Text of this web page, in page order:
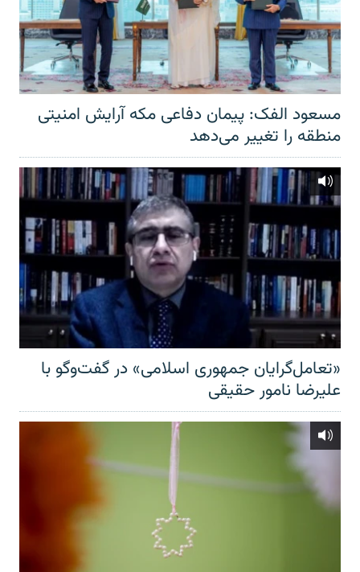
مسعود الفک: پیمان دفاعی مکه آرایش امنیتی
منطقه را تغییر می‌دهد
«تعامل‌گرایان جمهوری اسلامی» در گفت‌وگو با
علیرضا نامور حقیقی